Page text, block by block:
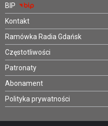
BIP
Kontakt
Ramówka Radia Gdańsk
Częstotliwości
Patronaty
Abonament
Polityka prywatności